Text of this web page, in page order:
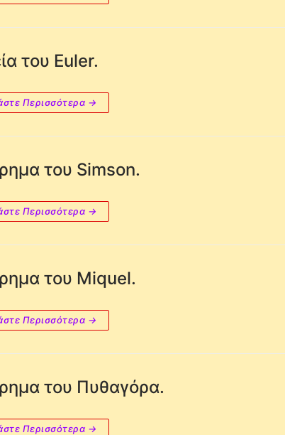
του Euler.
Περισσότερα →
του Simson.
Περισσότερα →
του Miquel.
Περισσότερα →
του Πυθαγόρα.
Περισσότερα →